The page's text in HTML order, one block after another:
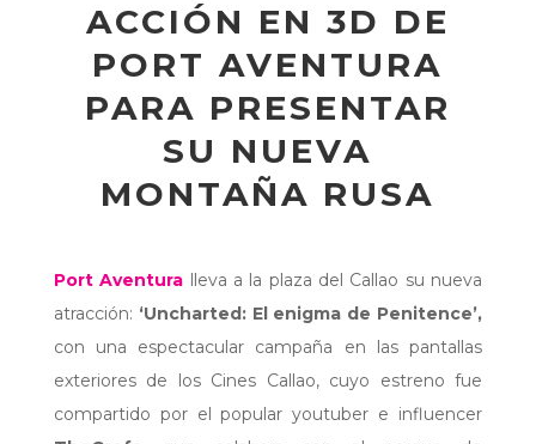
ACCIÓN EN 3D DE
PORT AVENTURA
PARA PRESENTAR
SU NUEVA
MONTAÑA RUSA
Port Aventura lleva a la plaza del Callao su nueva
atracción: ‘Uncharted: El enigma de Penitence’,
con una espectacular campaña en las pantallas
exteriores de los Cines Callao, cuyo estreno fue
compartido por el popular youtuber e influencer